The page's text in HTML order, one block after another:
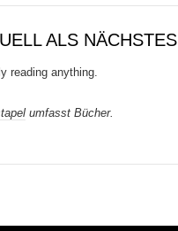
ALS NÄCHSTES
reading anything.
umfasst Bücher.